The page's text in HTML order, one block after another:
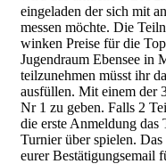
eingeladen der sich mit
messen möchte. Die
winken Preise für die
Jugendraum Ebensee in
teilzunehmen müsst ihr
ausfüllen. Mit einem der
Nr 1 zu geben. Falls 2
die erste Anmeldung das
Turnier über spielen.
eurer Bestätigungsemail